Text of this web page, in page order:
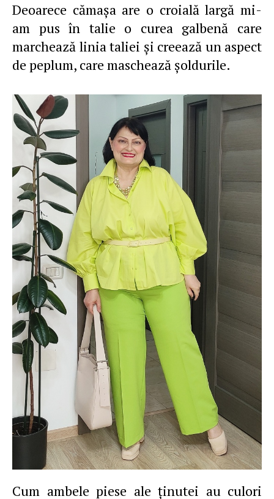
Deoarece cămaşa are o croială largă mi-
am pus în talie o curea galbenă care
marchează linia taliei şi creează un aspect
de peplum, care maschează şoldurile.
Cum ambele piese ale ţinutei au culori